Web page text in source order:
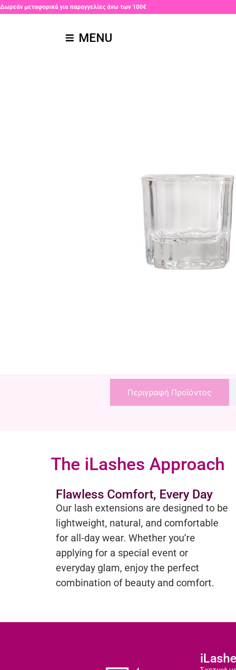
Δωρεάν μεταφορικά για παραγγελίες άνω των 100€
MENU
Περιγραφή Προϊόντος
The iLashes Approach
Flawless Comfort, Every Day
Our lash extensions are designed to be
lightweight, natural, and comfortable
for all-day wear. Whether you’re
applying for a special event or
everyday glam, enjoy the perfect
combination of beauty and comfort.